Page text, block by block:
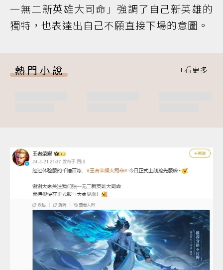
一無二新英雄大司命」強調了自己新英雄的
獨特，也表達出自己不願直接下場的意圖。
熱門小說